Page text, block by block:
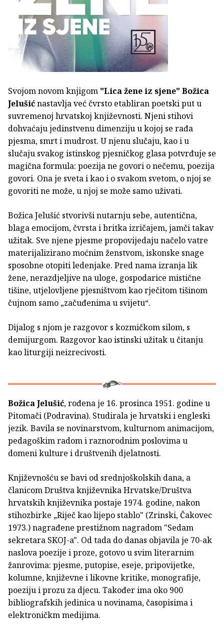
Svojom novom knjigom "Lica žene iz sjene" Božica
Jelušićnastavlja već čvrsto etabliran poetski put u
suvremenoj hrvatskoj književnosti. Njeni stihovi
dohvaćaju jedinstvenu dimenziju u kojoj se rađa
pjesma, smrt i mudrost. U njenu slučaju, kao i u
slučaju svakog istinskog pjesničkog glasa potvrđuje se
magična formula: poezija ne govori o nečemu, poezija
govori. Ona je sveta i kao i o svakom svetom, o njoj se
govoriti ne može, u njoj se može samo uživati.
Božica Jelušić stvorivši nutarnju sebe, autentična,
blaga emocijom, čvrsta i britka izričajem, jamči takav
užitak. Sve njene pjesme propovijedaju načelo vatre
materijalizirano moćnim ženstvom, iskonske snage
sposobne otopiti ledenjake. Pred nama izranja lik
žene, nerazdjeljive na uloge, gospodarice mistične
tišine, utjelovljene pjesništvom kao rječitom tišinom
čujnom samo „začuđenima u svijetu“.
Dijalog s njom je razgovor s kozmičkom silom, s
demijurgom. Razgovor kao istinski užitak u čitanju
kao liturgiji neizrecivosti.
Božica Jelušić, rođena je 16. prosinca 1951. godine u
Pitomači (Podravina). Studirala je hrvatski i engleski
jezik. Bavila se novinarstvom, kulturnom animacijom,
pedagoškim radom i raznorodnim poslovima u
domeni kulture i društvenih djelatnosti.
Književnošću se bavi od srednjoškolskih dana, a
članicom Društva književnika Hrvatske/Društva
hrvatskih književnika postaje 1974. godine, nakon
stihozbirke „Riječ kao lijepo stablo" (Zrinski, Čakovec
1973.) nagrađene prestižnom nagradom "Sedam
sekretara SKOJ-a". Od tada do danas objavila je 70-ak
naslova poezije i proze, gotovo u svim literarnim
žanrovima: pjesme, putopise, eseje, pripovijetke,
kolumne, književne i likovne kritike, monografije,
poeziju i prozu za djecu. Također ima oko 900
bibliografskih jedinica u novinama, časopisima i
elektroničkm medijima.